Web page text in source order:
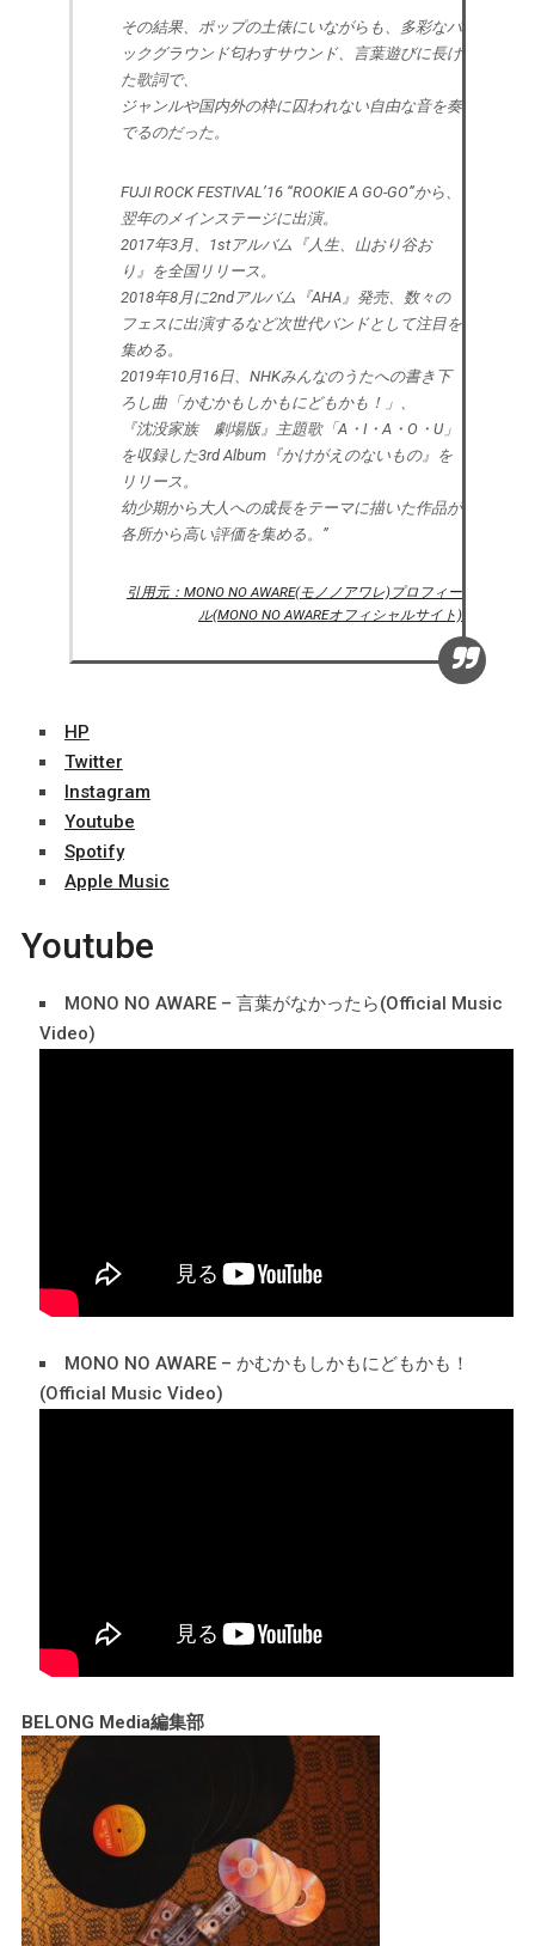
その結果、ポップの土俵にいながらも、多彩なバ
ックグラウンド匂わすサウンド、言葉遊びに長け
た歌詞で、
ジャンルや国内外の枠に囚われない自由な音を奏
でるのだった。
FUJI ROCK FESTIVAL’16 “ROOKIE A GO-GO”から、
翌年のメインステージに出演。
2017年3月、1stアルバム『人生、山おり谷お
り』を全国リリース。
2018年8月に2ndアルバム『AHA』発売、数々の
フェスに出演するなど次世代バンドとして注目を
集める。
2019年10月16日、NHKみんなのうたへの書き下
ろし曲「かむかもしかもにどもかも！」、
『沈没家族 劇場版』主題歌「A・I・A・O・U」
を収録した3rd Album『かけがえのないもの』を
リリース。
幼少期から大人への成長をテーマに描いた作品が
各所から高い評価を集める。”
引用元：MONO NO AWARE(モノノアワレ)プロフィー
ル(MONO NO AWAREオフィシャルサイト)
HP
Twitter
Instagram
Youtube
Spotify
Apple Music
Youtube
MONO NO AWARE – 言葉がなかったら(Official Music
Video)
MONO NO AWARE – かむかもしかもにどもかも！
(Official Music Video)
BELONG Media編集部